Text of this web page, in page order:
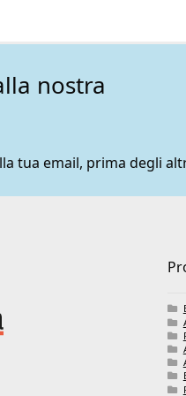
nostra
tua email, prima degli